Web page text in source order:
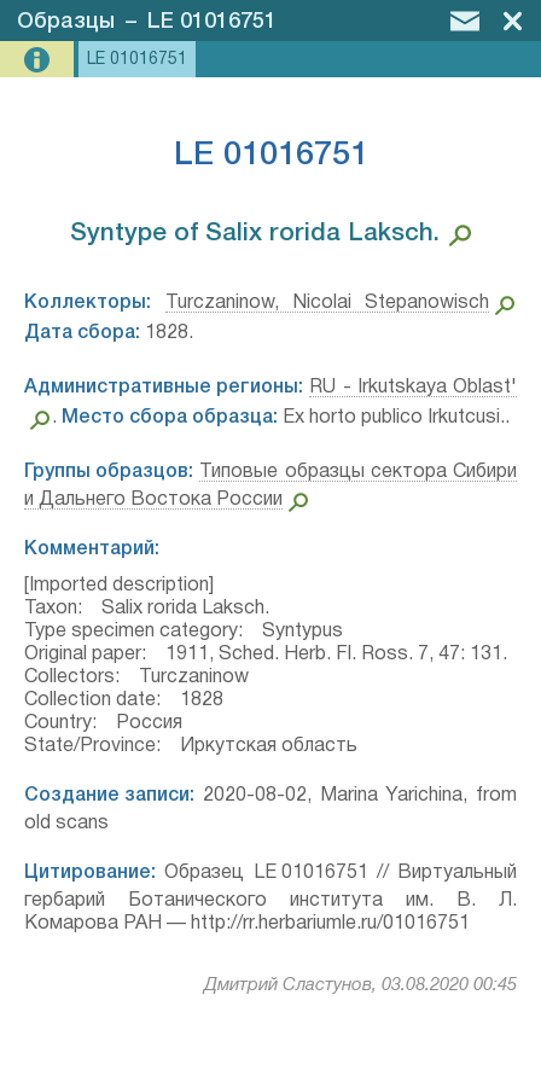
Образцы – LE 01016751
LE 01016751
LE 01016751
Syntype of Salix rorida Laksch.⁣
Коллекторы:
Turczaninow, Nicolai Stepanowisch
Дата сбора: 1828.
Административные регионы:
RU - Irkutskaya Oblast'
. Место сбора образца: Ex horto publico Irkutcusi..
Группы образцов:
Типовые образцы сектора Сибири
и Дальнего Востока России
Комментарий:
[Imported description]
Taxon: Salix rorida Laksch.
Type specimen category: Syntypus
Original paper: 1911, Sched. Herb. Fl. Ross. 7, 47: 131.
Collectors: Turczaninow
Collection date: 1828
Country: Россия
State/Province: Иркутская область
Создание записи: 2020-08-02, Marina Yarichina, from
old scans
Цитирование: Образец LE 01016751 // Виртуальный
гербарий Ботанического института им. В. Л.
Комарова РАН — http://rr.herbariumle.ru/01016751
Дмитрий Сластунов, 03.08.2020 00:45